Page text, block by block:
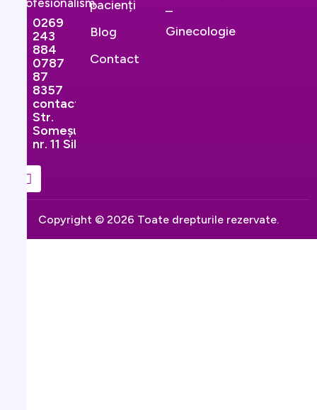
profesionalism.
0269
243
884
0787
87
8357
contact@ginekopromedical.ro
Str.
Someșului,
nr. 11 Sibiu
pacienți
Blog
Contact
–
Ginecologie
Copyright © 2026 Toate drepturile rezervate.